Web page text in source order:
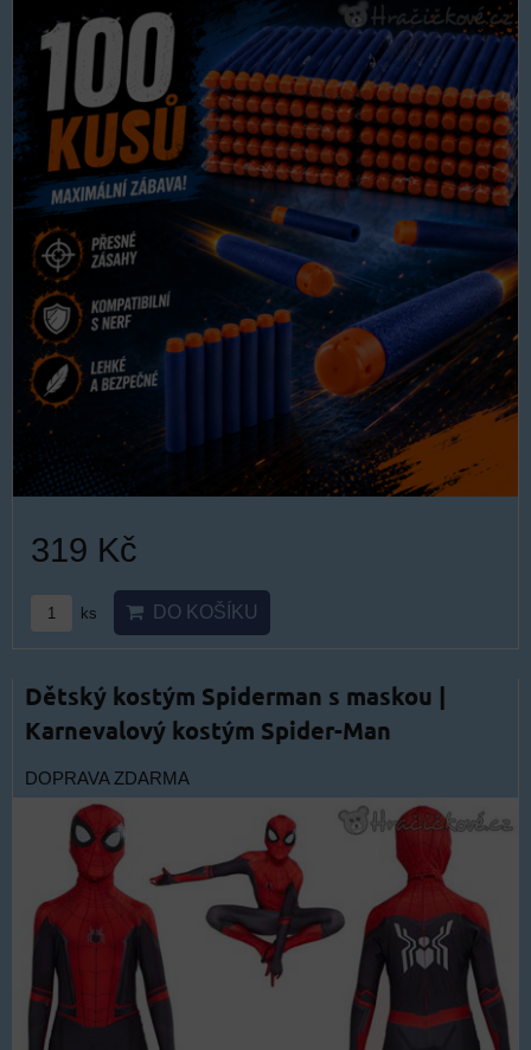
319 Kč
ks DO KOŠÍKU
Dětský kostým Spiderman s maskou |
Karnevalový kostým Spider-Man
DOPRAVA ZDARMA